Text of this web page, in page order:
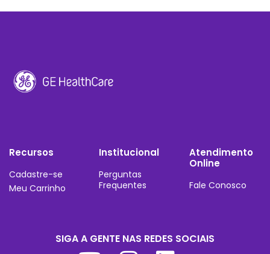
Recursos
Cadastre-se
Meu Carrinho
Institucional
Perguntas
Frequentes
Atendimento
Online
Fale Conosco
SIGA A GENTE NAS REDES SOCIAIS